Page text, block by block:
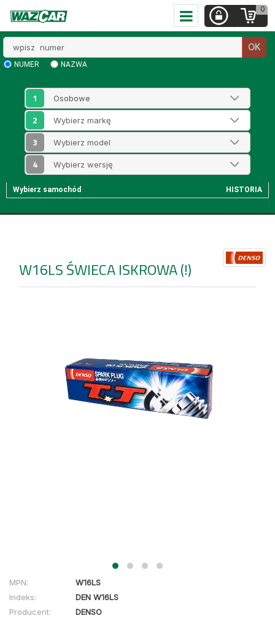
0
numer
OK
NUMER NAZWA
1
2
3
4
Wybierz samochód HISTORIA
W16LSŚWIECA ISKROWA (!)
MPN:
W16LS
Indeks:
DEN W16LS
Producent:
DENSO